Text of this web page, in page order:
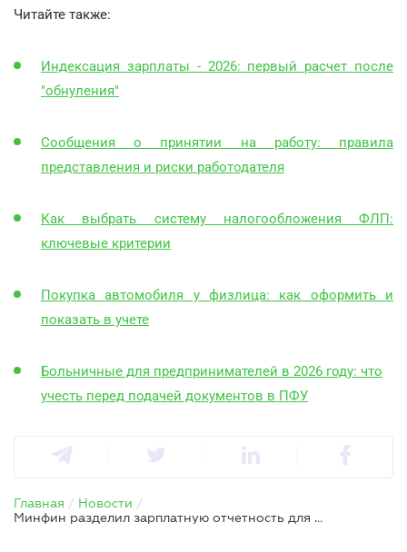
Читайте также:
Индексация зарплаты - 2026: первый расчет после
"обнуления"
Сообщения о принятии на работу: правила
представления и риски работодателя
Как выбрать систему налогообложения ФЛП:
ключевые критерии
Покупка автомобиля у физлица: как оформить и
показать в учете
Больничные для предпринимателей в 2026 году: что
учесть перед подачей документов в ПФУ
Главная / Новости /
Минфин разделил зарплатную отчетность для юрлиц и ФЛП